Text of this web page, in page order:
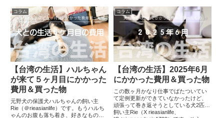
コラム
【台湾の生活】ハルちゃん
が来て５ヶ月目にかかった
費用＆買った物
元野犬の保護犬ハルちゃんの飼い主
Rie（＠rieasianlife）です。もうハルち
ゃんのお腹も落ち着き、好きなもの、
コラム
【台湾の生活】2025年6月
にかかった費用＆買った物
この数ヶ月かなり仕事でばたついてい
て定例更新ができていなかったけど、
頑張って巻き返そうとしている犬2匹の
飼い主Rie（X rieasianlife、